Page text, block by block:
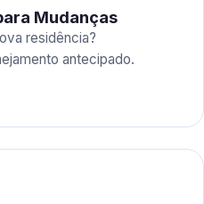
Mudanças
residência?
antecipado.